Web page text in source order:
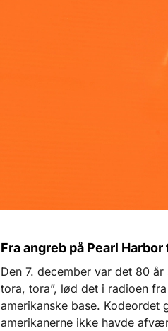
Fra angreb på Pearl
Den 7. december var det 80
tora, tora”, lød det i radioen
amerikanske base. Kodeordet
amerikanerne ikke havde